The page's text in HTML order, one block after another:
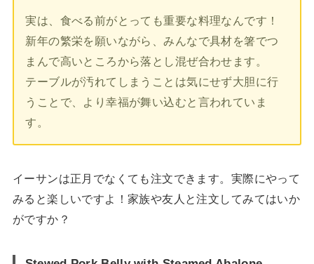
実は、食べる前がとっても重要な料理なんです！
新年の繁栄を願いながら、みんなで具材を箸でつ
まんで高いところから落とし混ぜ合わせます。
テーブルが汚れてしまうことは気にせず大胆に行
うことで、より幸福が舞い込むと言われていま
す。
イーサンは正月でなくても注文できます。実際にやって
みると楽しいですよ！家族や友人と注文してみてはいか
がですか？